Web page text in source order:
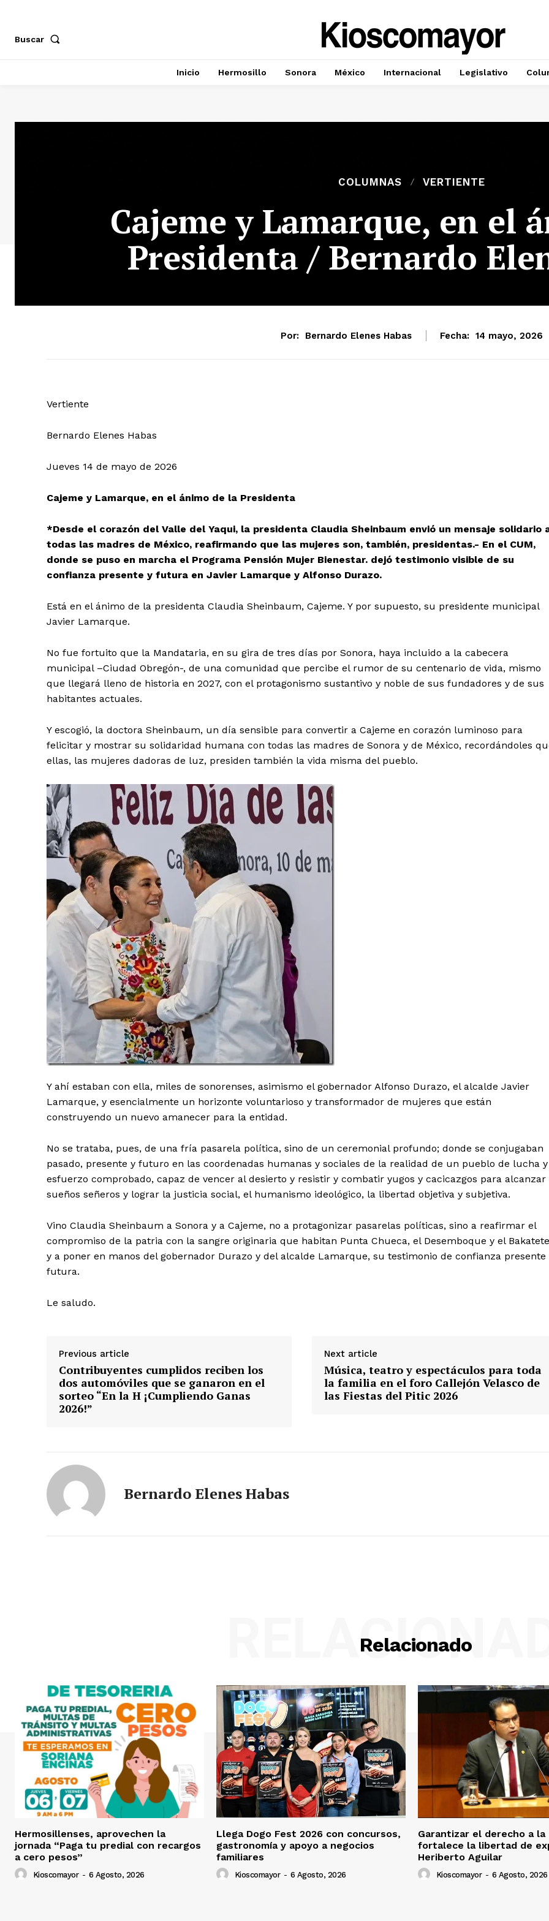
Buscar
Inicio Hermosillo Sonora México Internacional Legislativo
COLUMNAS VERTIENTE
Cajeme y Lamarque, en el
Presidenta / Bernardo
Por: Bernardo Elenes Habas Fecha: 14 mayo, 2026
Vertiente
Bernardo Elenes Habas
Jueves 14 de mayo de 2026
Cajeme y Lamarque, en el ánimo de la Presidenta
*Desde el corazón del Valle del Yaqui, la presidenta Claudia Sheinbaum envió un mensaje solidario
todas las madres de México, reafirmando que las mujeres son, también, presidentas.- En el CUM,
donde se puso en marcha el Programa Pensión Mujer Bienestar. dejó testimonio visible de su
confianza presente y futura en Javier Lamarque y Alfonso Durazo.
Está en el ánimo de la presidenta Claudia Sheinbaum, Cajeme. Y por supuesto, su presidente municipal
Javier Lamarque.
No fue fortuito que la Mandataria, en su gira de tres días por Sonora, haya incluido a la cabecera
municipal –Ciudad Obregón-, de una comunidad que percibe el rumor de su centenario de vida, mismo
que llegará lleno de historia en 2027, con el protagonismo sustantivo y noble de sus fundadores y de sus
habitantes actuales.
Y escogió, la doctora Sheinbaum, un día sensible para convertir a Cajeme en corazón luminoso para
felicitar y mostrar su solidaridad humana con todas las madres de Sonora y de México, recordándoles
ellas, las mujeres dadoras de luz, presiden también la vida misma del pueblo.
Y ahí estaban con ella, miles de sonorenses, asimismo el gobernador Alfonso Durazo, el alcalde Javier
Lamarque, y esencialmente un horizonte voluntarioso y transformador de mujeres que están
construyendo un nuevo amanecer para la entidad.
No se trataba, pues, de una fría pasarela política, sino de un ceremonial profundo; donde se conjugaban
pasado, presente y futuro en las coordenadas humanas y sociales de la realidad de un pueblo de lucha y
esfuerzo comprobado, capaz de vencer al desierto y resistir y combatir yugos y cacicazgos para alcanzar
sueños señeros y lograr la justicia social, el humanismo ideológico, la libertad objetiva y subjetiva.
Vino Claudia Sheinbaum a Sonora y a Cajeme, no a protagonizar pasarelas políticas, sino a reafirmar el
compromiso de la patria con la sangre originaria que habitan Punta Chueca, el Desemboque y el
y a poner en manos del gobernador Durazo y del alcalde Lamarque, su testimonio de confianza presente
futura.
Le saludo.
Previous article
Contribuyentes cumplidos reciben los
dos automóviles que se ganaron en el
sorteo “En la H ¡Cumpliendo Ganas
2026!”
Next article
Música, teatro y espectáculos para toda
la familia en el foro Callejón Velasco de
las Fiestas del Pitic 2026
Bernardo Elenes Habas
Relacionado
Hermosillenses, aprovechen la
jornada “Paga tu predial con recargos
a cero pesos”
Kioscomayor - 6 Agosto, 2026
Llega Dogo Fest 2026 con concursos,
gastronomía y apoyo a negocios
familiares
Kioscomayor - 6 Agosto, 2026
Garantizar el derecho a la
fortalece la libertad de
Heriberto Aguilar
Kioscomayor - 6 Agosto, 2026